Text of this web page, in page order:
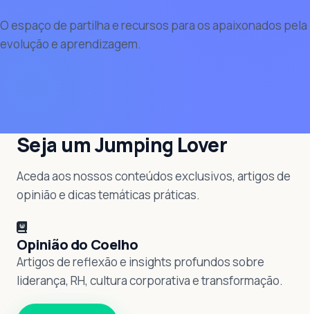
O espaço de partilha e recursos para os apaixonados pela
evolução e aprendizagem.
Seja um Jumping Lover
Aceda aos nossos conteúdos exclusivos, artigos de
opinião e dicas temáticas práticas.
Opinião do Coelho
Artigos de reflexão e insights profundos sobre
liderança, RH, cultura corporativa e transformação.